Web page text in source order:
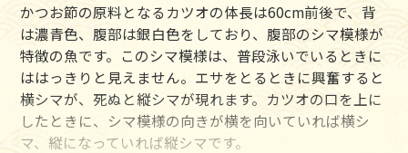
かつお節の原料となるカツオの体長は60cm前後で、背
は濃青色、腹部は銀白色をしており、腹部のシマ模様が
特徴の魚です。このシマ模様は、普段泳いでいるときに
ははっきりと見えません。エサをとるときに興奮すると
横シマが、死ぬと縦シマが現れます。カツオの口を上に
したときに、シマ模様の向きが横を向いていれば横シ
マ、縦になっていれば縦シマです。